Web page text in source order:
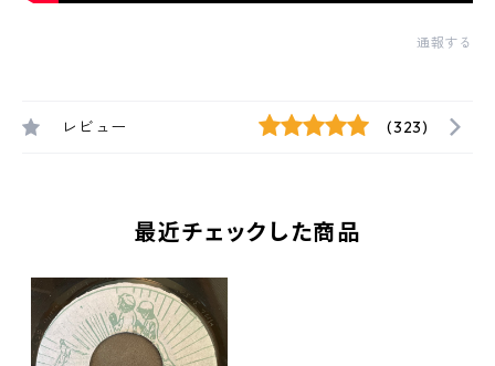
通報する
レビュー (323)
最近チェックした商品